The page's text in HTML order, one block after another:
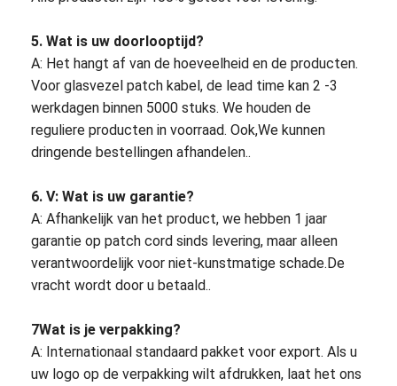
Uitrusting van het vezel de Optische Hulpmiddel
PM en Hoge Machtscomponenten
5. Wat is uw doorlooptijd?
A: Het hangt af van de hoeveelheid en de producten.
Voor glasvezel patch kabel, de lead time kan 2 -3
werkdagen binnen 5000 stuks. We houden de
reguliere producten in voorraad. Ook,We kunnen
dringende bestellingen afhandelen..
6. V: Wat is uw garantie?
A: Afhankelijk van het product, we hebben 1 jaar
garantie op patch cord sinds levering, maar alleen
verantwoordelijk voor niet-kunstmatige schade.De
vracht wordt door u betaald..
7Wat is je verpakking?
A: Internationaal standaard pakket voor export. Als u
uw logo op de verpakking wilt afdrukken, laat het ons